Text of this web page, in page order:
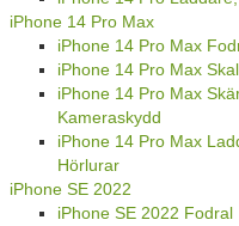
iPhone 14 Pro Max
iPhone 14 Pro Max
iPhone 14 Pro Max Skal
iPhone 14 Pro Max
Kameraskydd
iPhone 14 Pro Max
Hörlurar
iPhone SE 2022
iPhone SE 2022 Fodral